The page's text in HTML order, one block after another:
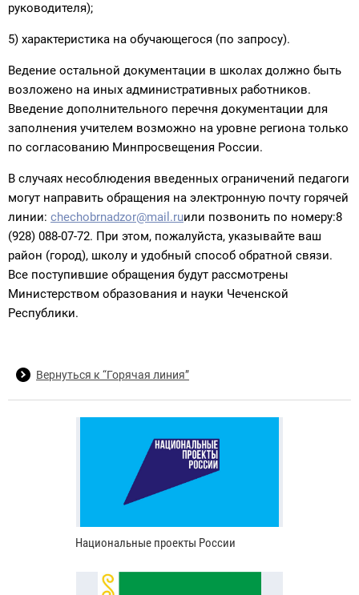
руководителя);
5) характеристика на обучающегося (по запросу).
Ведение остальной документации в школах должно быть
возложено на иных административных работников.
Введение дополнительного перечня документации для
заполнения учителем возможно на уровне региона только
по согласованию Минпросвещения России.
В случаях несоблюдения введенных ограничений педагоги
могут направить обращения на электронную почту горячей
линии: chechobrnadzor@mail.ruили позвонить по номеру:8
(928) 088-07-72. При этом, пожалуйста, указывайте ваш
район (город), школу и удобный способ обратной связи.
Все поступившие обращения будут рассмотрены
Министерством образования и науки Чеченской
Республики.
Вернуться к “Горячая линия”
Национальные проекты России